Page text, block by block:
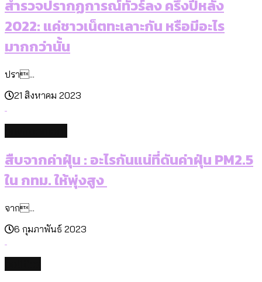
สำรวจปรากฏการณ์ทัวร์ลง ครึ่งปีหลัง
2022: แค่ชาวเน็ตทะเลาะกัน หรือมีอะไร
มากกว่านั้น
ปรา...
21 สิงหาคม 2023
สืบจากค่าฝุ่น : อะไรกันแน่ที่ดันค่าฝุ่น PM2.5
ใน กทม. ให้พุ่งสูง
จาก...
6 กุมภาพันธ์ 2023